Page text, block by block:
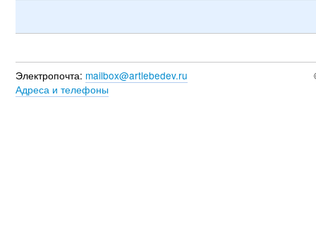
Электропочта: mailbox@artlebedev.ru
Адреса и телефоны